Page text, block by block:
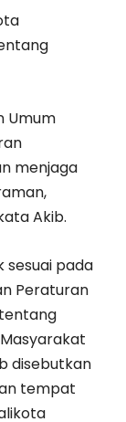
Umum
menjaga
Akib.
sesuai pada
Peraturan
disebutkan
tempat